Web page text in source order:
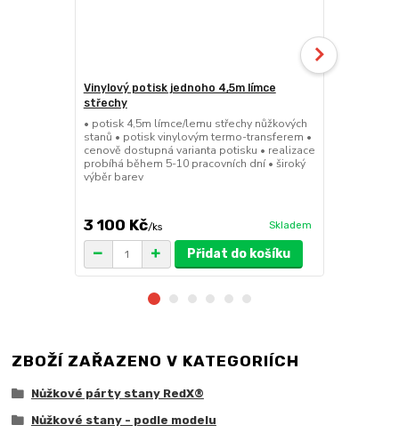
Vinylový potisk jednoho 4,5m límce
střechy
• potisk 4,5m límce/lemu střechy nůžkových
stanů • potisk vinylovým termo-transferem •
cenově dostupná varianta potisku • realizace
probíhá během 5-10 pracovních dní • široký
výběr barev
3 100 Kč/ks Skladem
Přidat do košíku
ZBOŽÍ ZAŘAZENO V KATEGORIÍCH
Nůžkové párty stany RedX®
Nůžkové stany - podle modelu